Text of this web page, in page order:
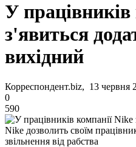
У
з'явиться
вихідний
Корреспондент.biz, 13 червня
0
590
Nike дозволить своїм
звільнення від рабства